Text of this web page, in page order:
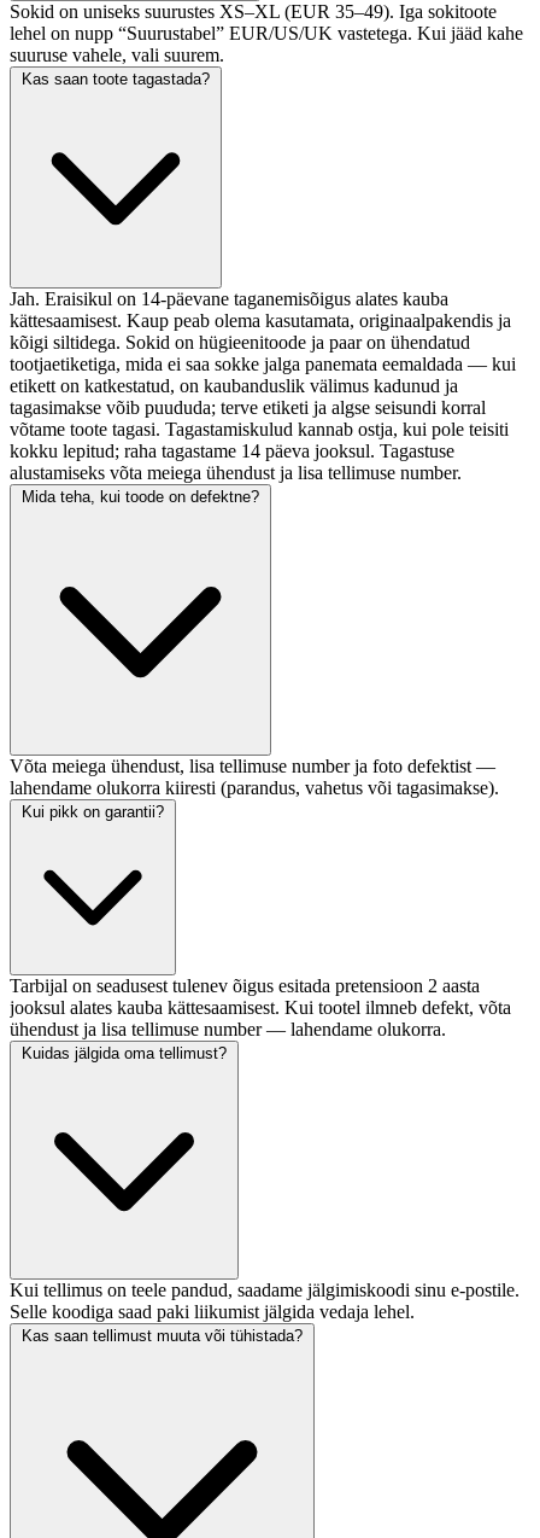
Sokid on uniseks suurustes XS–XL (EUR 35–49). Iga sokitoote
lehel on nupp “Suurustabel” EUR/US/UK vastetega. Kui jääd kahe
suuruse vahele, vali suurem.
Kas saan toote tagastada?
Jah. Eraisikul on 14-päevane taganemisõigus alates kauba
kättesaamisest. Kaup peab olema kasutamata, originaalpakendis ja
kõigi siltidega. Sokid on hügieenitoode ja paar on ühendatud
tootjaetiketiga, mida ei saa sokke jalga panemata eemaldada — kui
etikett on katkestatud, on kaubanduslik välimus kadunud ja
tagasimakse võib puududa; terve etiketi ja algse seisundi korral
võtame toote tagasi. Tagastamiskulud kannab ostja, kui pole teisiti
kokku lepitud; raha tagastame 14 päeva jooksul. Tagastuse
alustamiseks võta meiega ühendust ja lisa tellimuse number.
Mida teha, kui toode on defektne?
Võta meiega ühendust, lisa tellimuse number ja foto defektist —
lahendame olukorra kiiresti (parandus, vahetus või tagasimakse).
Kui pikk on garantii?
Tarbijal on seadusest tulenev õigus esitada pretensioon 2 aasta
jooksul alates kauba kättesaamisest. Kui tootel ilmneb defekt, võta
ühendust ja lisa tellimuse number — lahendame olukorra.
Kuidas jälgida oma tellimust?
Kui tellimus on teele pandud, saadame jälgimiskoodi sinu e-postile.
Selle koodiga saad paki liikumist jälgida vedaja lehel.
Kas saan tellimust muuta või tühistada?